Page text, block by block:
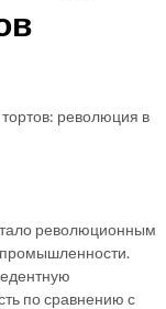
революция в
революционным
промышленности.
по сравнению с